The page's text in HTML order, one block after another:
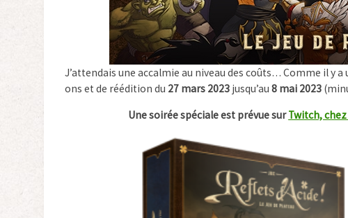
J’attendais une accalmie au niveau des coûts… Comme il y
ons et de réédition du 27 mars 2023 jusqu’au 8 mai 2023
Une soirée spéciale est prévue surTwitch,